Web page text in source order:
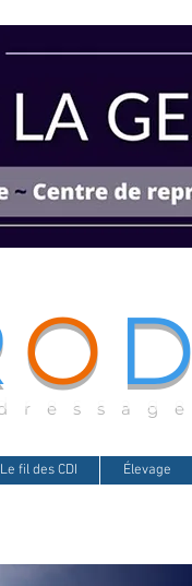
O D
Le fil des CDI Élevage